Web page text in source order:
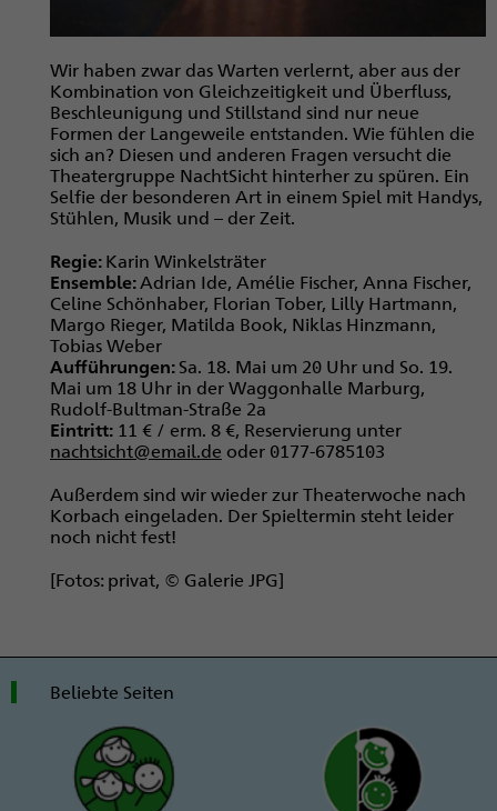
Wir haben zwar das Warten verlernt, aber aus der
Kombination von Gleichzeitigkeit und Überfluss,
Beschleunigung und Stillstand sind nur neue
Formen der Langeweile entstanden. Wie fühlen die
sich an? Diesen und anderen Fragen versucht die
Theatergruppe NachtSicht hinterher zu spüren. Ein
Selfie der besonderen Art in einem Spiel mit Handys,
Stühlen, Musik und – der Zeit.
Regie:Karin Winkelsträter
Ensemble:Adrian Ide, Amélie Fischer, Anna Fischer,
Celine Schönhaber, Florian Tober, Lilly Hartmann,
Margo Rieger, Matilda Book, Niklas Hinzmann,
Tobias Weber
Aufführungen:Sa. 18. Mai um 20 Uhr und So. 19.
Mai um 18 Uhr in der Waggonhalle Marburg,
Rudolf-Bultman-Straße 2a
Eintritt: 11 € / erm. 8 €, Reservierung unter
nachtsicht@email.de oder 0177-6785103
Außerdem sind wir wieder zur Theater­woche nach
Korbach eingeladen. Der Spieltermin steht leider
noch nicht fest!
[Fotos: privat, © Galerie JPG]
Beliebte Seiten